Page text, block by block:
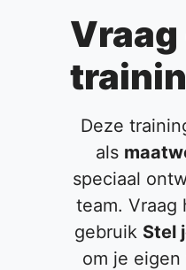
Vraag
Deze
als
speciaal
team. Vraag
gebruik Stel
om je